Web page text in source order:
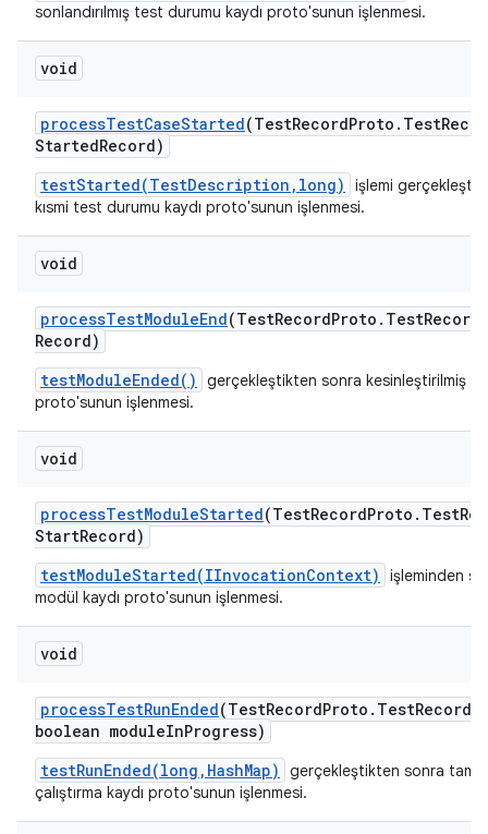
sonlandırılmış test durumu kaydı proto'sunun işlenmesi.
void
processTestCaseStarted(TestRecordProto . Test
StartedRecord)
testStarted(TestDescription,long)
işlemi
kısmi test durumu kaydı proto'sunun işlenmesi.
void
processTestModuleEnd(TestRecordProto . TestRecord
Record)
testModuleEnded()
gerçekleştikten sonra kesinleştirilmiş
proto'sunun işlenmesi.
void
processTestModuleStarted(TestRecordProto . Test
StartRecord)
testModuleStarted(IInvocationContext)
işleminden
modül kaydı proto'sunun işlenmesi.
void
processTestRunEnded(TestRecordProto . TestRecord
boolean moduleInProgress)
testRunEnded(long,HashMap)
gerçekleştikten sonra
çalıştırma kaydı proto'sunun işlenmesi.